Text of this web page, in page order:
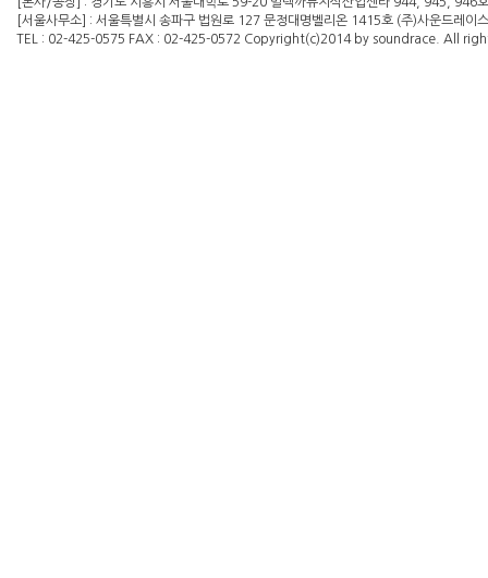
[서울사무소] : 서울특별시 송파구 법원로 127 문정대명벨리온 1415호 (주)사운드레
TEL : 02-425-0575 FAX : 02-425-0572 Copyright(c)2014 by soundrace. All